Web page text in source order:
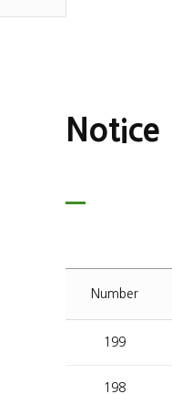
Notice
Number
199
198